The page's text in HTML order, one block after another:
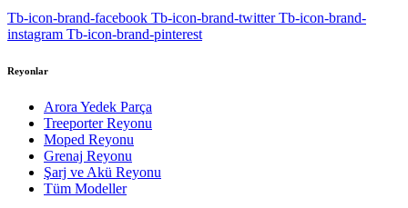
Tb-icon-brand-facebook Tb-icon-brand-twitter Tb-icon-brand-
instagram Tb-icon-brand-pinterest
Reyonlar
Arora Yedek Parça
Treeporter Reyonu
Moped Reyonu
Grenaj Reyonu
Şarj ve Akü Reyonu
Tüm Modeller